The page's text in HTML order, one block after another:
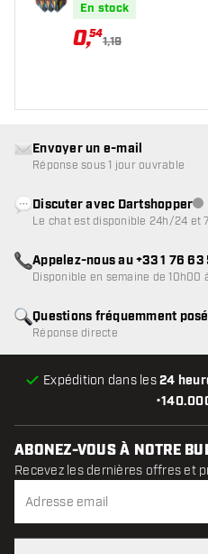
En stock
0,54
1,19
•
Expédition dans les24
Questions fréquemment
Réponse directe
Envoyer un e-mail
Réponse sous 1 jour ouvrable
Discuter avec Dartshopper
Le chat est disponible 24h/24 et
Appelez-nous au +33 1 76
Disponible en semaine de 10h00
ABONEZ-VOUS À NOTRE
Recevez les dernières offres et